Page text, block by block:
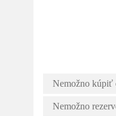
Nemožno kúpiť
Nemožno